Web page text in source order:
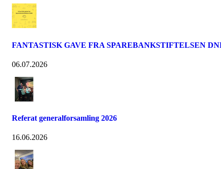
FANTASTISK GAVE FRA SPAREBANKSTIFTELSEN
06.07.2026
Referat generalforsamling 2026
16.06.2026